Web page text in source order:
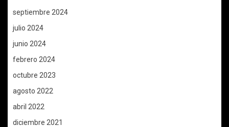
septiembre 2024
julio 2024
junio 2024
febrero 2024
octubre 2023
agosto 2022
abril 2022
diciembre 2021